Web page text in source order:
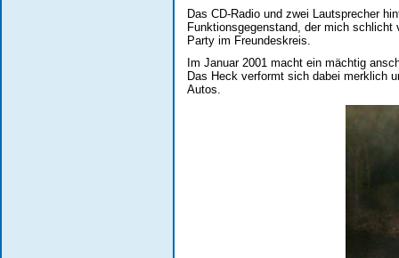
Das CD-Radio und zwei Lautsprecher
Funktionsgegenstand, der mich
Party im Freundeskreis.
Im Januar 2001 macht ein mächtig
Das Heck verformt sich dabei merklich
Autos.